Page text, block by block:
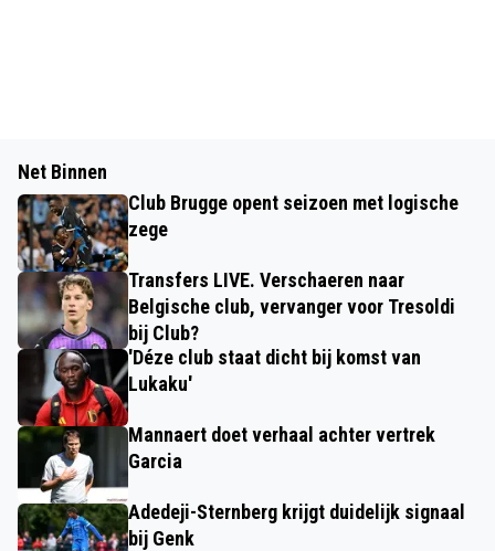
Net Binnen
Club Brugge opent seizoen met logische
zege
Transfers LIVE. Verschaeren naar
Belgische club, vervanger voor Tresoldi
bij Club?
'Déze club staat dicht bij komst van
Lukaku'
Mannaert doet verhaal achter vertrek
Garcia
Adedeji-Sternberg krijgt duidelijk signaal
bij Genk